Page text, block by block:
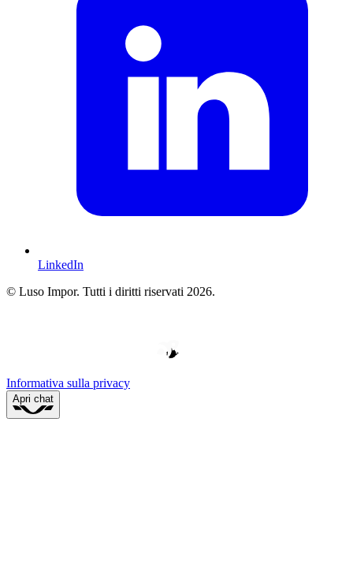
LinkedIn
© Luso Impor. Tutti i diritti riservati 2026.
Informativa sulla privacy
P
O
W
E
R
E
D
*
B
Y
*
D
E
V
E
L
O
P
H
*
Apri chat